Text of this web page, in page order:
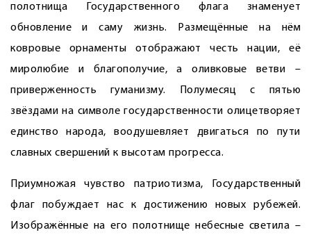
полотнища Государственного флага знаменует
обновление и саму жизнь. Размещённые на нём
ковровые орнаменты отображают честь нации, её
миролюбие и благополучие, а оливковые ветви –
приверженность гуманизму. Полумесяц с пятью
звёздами на символе государственности олицетворяет
единство народа, воодушевляет двигаться по пути
славных свершений к высотам прогресса.
Приумножая чувство патриотизма, Государственный
флаг побуждает нас к достижению новых рубежей.
Изображённые на его полотнище небесные светила –